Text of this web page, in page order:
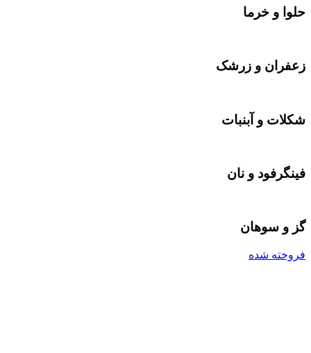
حلوا و خرما
زعفران و زرشک
شکلات‌‌ و آبنبات
فینگرفود و نان‌
گز و سوهان
فروخته شده